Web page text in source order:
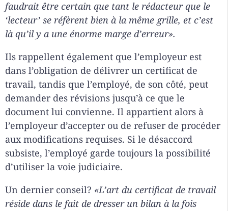
faudrait être certain que tant le rédacteur que le
‘lecteur’ se réfèrent bien à la même grille, et c’est
là qu’il y a une énorme marge d’erreur».
Ils rappellent également que l’employeur est
dans l’obligation de délivrer un certificat de
travail, tandis que l’employé, de son côté, peut
demander des révisions jusqu’à ce que le
document lui convienne. Il appartient alors à
l’employeur d’accepter ou de refuser de procéder
aux modifications requises. Si le désaccord
subsiste, l’employé garde toujours la possibilité
d’utiliser la voie judiciaire.
Un dernier conseil? «L’art du certificat de travail
réside dans le fait de dresser un bilan à la fois